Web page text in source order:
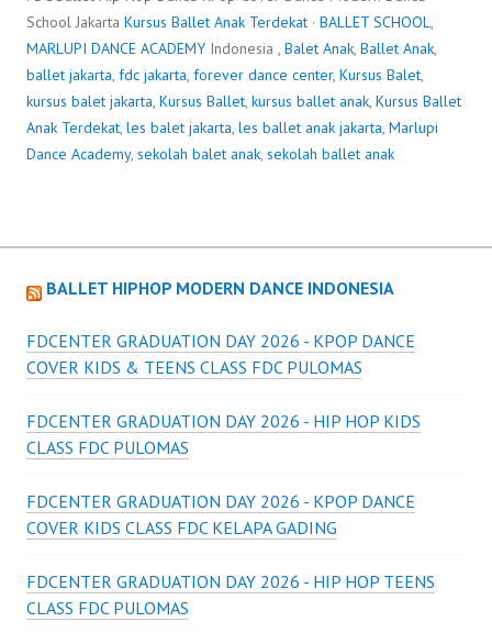
School Jakarta Kursus Ballet Anak Terdekat · BALLET SCHOOL,
MARLUPI DANCE ACADEMY Indonesia , Balet Anak, Ballet Anak,
ballet jakarta, fdc jakarta, forever dance center, Kursus Balet,
kursus balet jakarta, Kursus Ballet, kursus ballet anak, Kursus Ballet
Anak Terdekat, les balet jakarta, les ballet anak jakarta, Marlupi
Dance Academy, sekolah balet anak, sekolah ballet anak
BALLET HIPHOP MODERN DANCE INDONESIA
FDCENTER GRADUATION DAY 2026 - KPOP DANCE
COVER KIDS & TEENS CLASS FDC PULOMAS
FDCENTER GRADUATION DAY 2026 - HIP HOP KIDS
CLASS FDC PULOMAS
FDCENTER GRADUATION DAY 2026 - KPOP DANCE
COVER KIDS CLASS FDC KELAPA GADING
FDCENTER GRADUATION DAY 2026 - HIP HOP TEENS
CLASS FDC PULOMAS